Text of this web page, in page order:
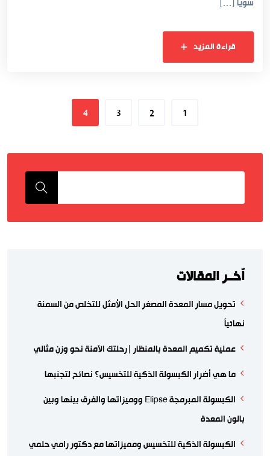
سوياً […]
قراءة المزيد
1
2
3
4
اّخــر المقالات
تحويل مسار المعدة المصغر الحل الأمثل للتخلص من السمنة
نهائياً
عملية تكميم المعدة بالمنظار |رحلتك الآمنة نحو وزن مثالي
ما هي أضرار الكبسولة الذكية للتخسيس؟ نصائح لتجنبها
الكبسولة المبرمجة Elipse ووميزاتها والفرق بينها وبين
بالون المعدة
الكبسولة الذكية للتخسيس ومميزاتها مع دكتور رامي حلمي